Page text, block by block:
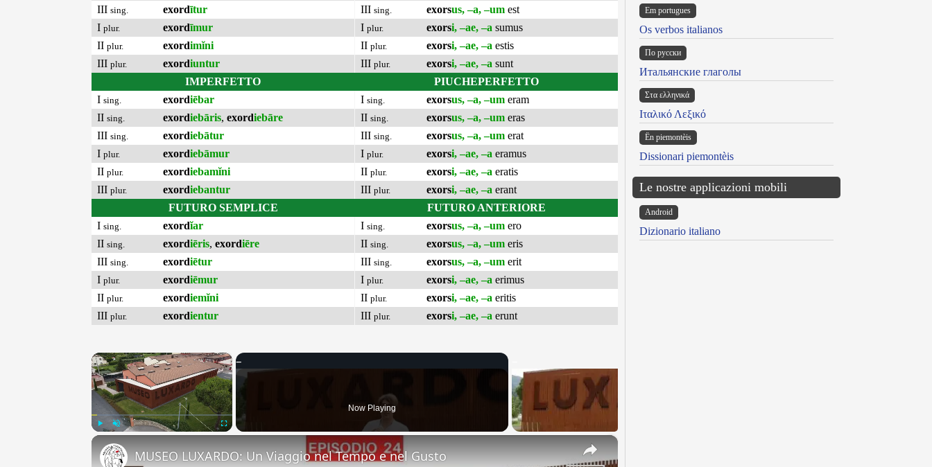
III sing. exordītur
I plur. exordīmur
II plur. exordimĭni
III plur. exordiuntur
IMPERFETTO
I sing. exordiēbar
II sing. exordiebāris, exordiebāre
III sing. exordiebātur
I plur. exordiebāmur
II plur. exordiebamĭni
III plur. exordiebantur
FUTURO SEMPLICE
I sing. exordĭar
II sing. exordiēris, exordiēre
III sing. exordiētur
I plur. exordiēmur
II plur. exordiemĭni
III plur. exordientur
III sing. exorsus, –a, –um est
I plur. exorsi, –ae, –a sumus
II plur. exorsi, –ae, –a estis
III plur. exorsi, –ae, –a sunt
PIUCHEPERFETTO
I sing. exorsus, –a, –um eram
II sing. exorsus, –a, –um eras
III sing. exorsus, –a, –um erat
I plur. exorsi, –ae, –a eramus
II plur. exorsi, –ae, –a eratis
III plur. exorsi, –ae, –a erant
FUTURO ANTERIORE
I sing. exorsus, –a, –um ero
II sing. exorsus, –a, –um eris
III sing. exorsus, –a, –um erit
I plur. exorsi, –ae, –a erimus
II plur. exorsi, –ae, –a eritis
III plur. exorsi, –ae, –a erunt
×
Now Playing
×
MUSEO LUXARDO: Un Viaggio nel Tempo e nel Gusto
Em portugues
Os verbos italianos
По русски
Итальянские глаголы
Στα ελληνικά
Ιταλικό Λεξικό
Ën piemontèis
Dissionari piemontèis
Le nostre applicazioni mobili
Android
Dizionario italiano